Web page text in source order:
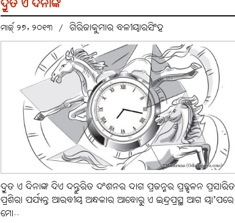
ମାର୍ଚ୍ଚ୍ ୨୭, ୨୦୧୩ / ଗିରିଜାକୁମାର ବଳୀୟାରସିଂହ
ଦ୍ରୁତ ଏ ଦିନାଙ୍କ ଦିଏ ଦନ୍ତୁରିତ ଦଂଶନର ଦାଗ ପ୍ରଜନ୍ମର ପ୍ରଜ୍ଜ୍ୱଳନ ପ୍ରସାରିତ
ପ୍ରଶିରା ପର୍ଯ୍ୟନ୍ତ ଆରବୀୟ ଅନ୍ଧକାର ଆବୋରୁ ଏ ଇନ୍ଦ୍ରପ୍ରସ୍ଥ ଆଗ ୟା’ପରେ
ମୋ..